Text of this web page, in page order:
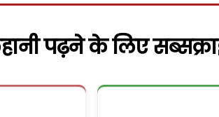
पढ़ने के लिए